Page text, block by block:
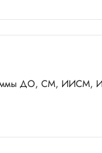
ДО, СМ, ИИСМ,